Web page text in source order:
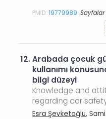
PMID:19779989
12.Arabada çocuk
kullanımı
bilgi düzeyi
Knowledge and
regarding car
Esra Şevketoğlu,